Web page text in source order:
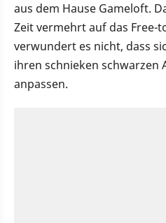
aus dem Hause Gameloft.
Zeit vermehrt auf das Free-
verwundert es nicht, dass
ihren schnieken schwarzen
anpassen.